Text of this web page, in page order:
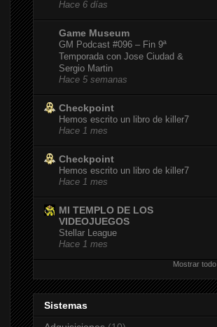
Hace 6 días
Game Museum
GM Podcast #096 – Fin 9ª
Temporada con Jose Ciudad &
Sergio Martin
Hace 5 semanas
Checkpoint
Hemos escrito un libro de killer7
Hace 1 mes
Checkpoint
Hemos escrito un libro de killer7
Hace 1 mes
MI TEMPLO DE LOS
VIDEOJUEGOS
Stellar League
Hace 1 mes
Mostrar todo
Sistemas